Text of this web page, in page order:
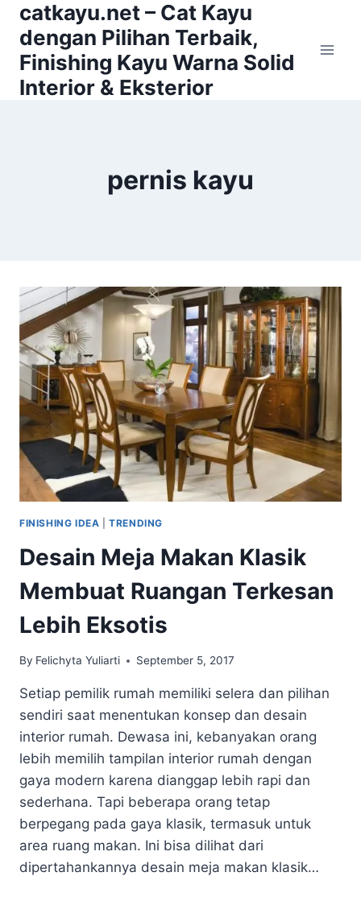
Skip
content
catkayu.net – Cat Kayu
dengan Pilihan Terbaik,
Finishing Kayu Warna Solid
Interior & Eksterior
pernis kayu
FINISHING IDEA |TRENDING
Desain Meja Makan Klasik
Membuat Ruangan Terkesan
Lebih Eksotis
By Felichyta Yuliarti September 5, 2017
Setiap pemilik rumah memiliki selera dan pilihan
sendiri saat menentukan konsep dan desain
interior rumah. Dewasa ini, kebanyakan orang
lebih memilih tampilan interior rumah dengan
gaya modern karena dianggap lebih rapi dan
sederhana. Tapi beberapa orang tetap
berpegang pada gaya klasik, termasuk untuk
area ruang makan. Ini bisa dilihat dari
dipertahankannya desain meja makan klasik…